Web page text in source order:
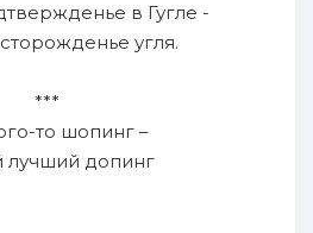
в Гугле -
угля.
***
то шопинг –
лучший допинг